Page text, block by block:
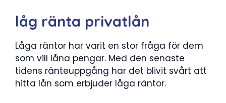
låg ränta privatlån
Låga räntor har varit en stor fråga för dem
som vill låna pengar. Med den senaste
tidens ränteuppgång har det blivit svårt att
hitta lån som erbjuder låga räntor.